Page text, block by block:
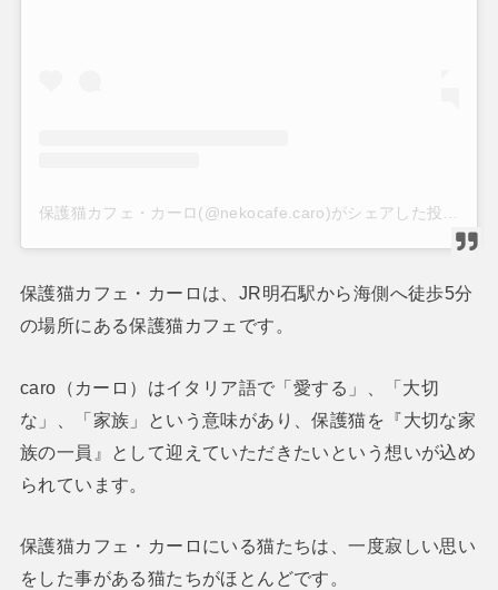
保護猫カフェ・カーロは、JR明石駅から海側へ徒歩5分
の場所にある保護猫カフェです。
caro（カーロ）はイタリア語で「愛する」、「大切
な」、「家族」という意味があり、保護猫を『大切な家
族の一員』として迎えていただきたいという想いが込め
られています。
保護猫カフェ・カーロにいる猫たちは、一度寂しい思い
をした事がある猫たちがほとんどです。